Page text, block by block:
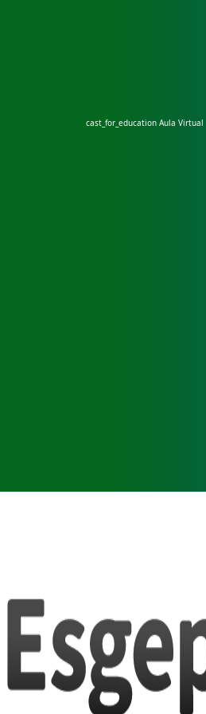
cast_for_education Aula Virtual